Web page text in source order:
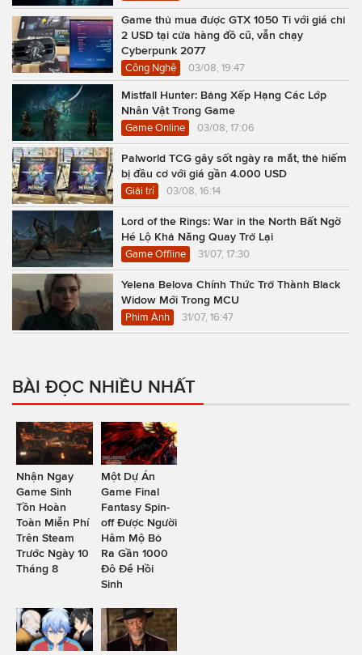
Game thủ mua được GTX 1050 Ti với giá chỉ
2 USD tại cửa hàng đồ cũ, vẫn chạy
Cyberpunk 2077
Công Nghệ 03/08, 19:47
Mistfall Hunter: Bảng Xếp Hạng Các Lớp
Nhân Vật Trong Game
Game Online 03/08, 17:06
Palworld TCG gây sốt ngày ra mắt, thẻ hiếm
bị đầu cơ với giá gần 4.000 USD
Giải trí 03/08, 16:14
Lord of the Rings: War in the North Bất Ngờ
Hé Lộ Khả Năng Quay Trở Lại
Game Offline 31/07, 17:30
Yelena Belova Chính Thức Trở Thành Black
Widow Mới Trong MCU
Phim Ảnh 31/07, 16:47
BÀI ĐỌC NHIỀU NHẤT
Nhận Ngay
Game Sinh
Tồn Hoàn
Toàn Miễn Phí
Trên Steam
Trước Ngày 10
Tháng 8
Một Dự Án
Game Final
Fantasy Spin-
off Được Người
Hâm Mộ Bỏ
Ra Gần 1000
Đô Để Hồi
Sinh